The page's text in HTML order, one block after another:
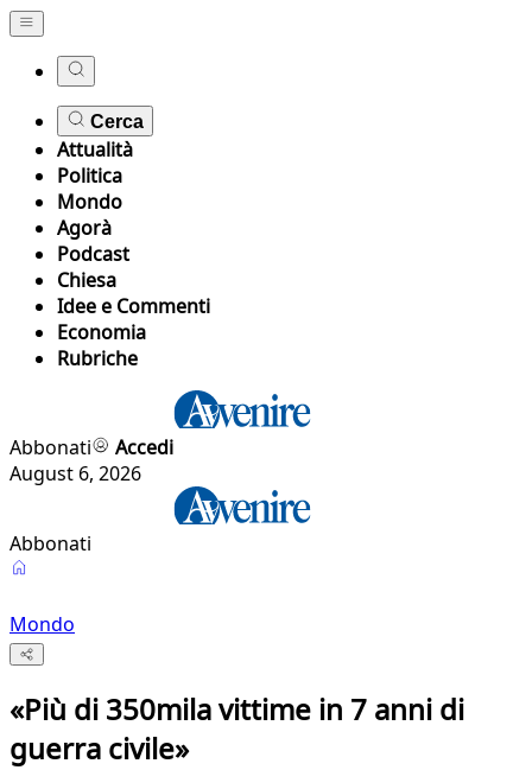
Cerca
Attualità
Politica
Mondo
Agorà
Podcast
Chiesa
Idee e Commenti
Economia
Rubriche
Abbonati
Accedi
August 6, 2026
Abbonati
Mondo
«Più di 350mila vittime in 7 anni di
guerra civile»